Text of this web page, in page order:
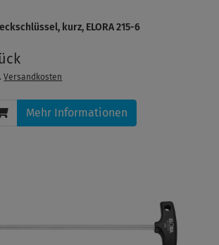
kurz, ELORA 215-6
Versandkosten
Mehr Informationen